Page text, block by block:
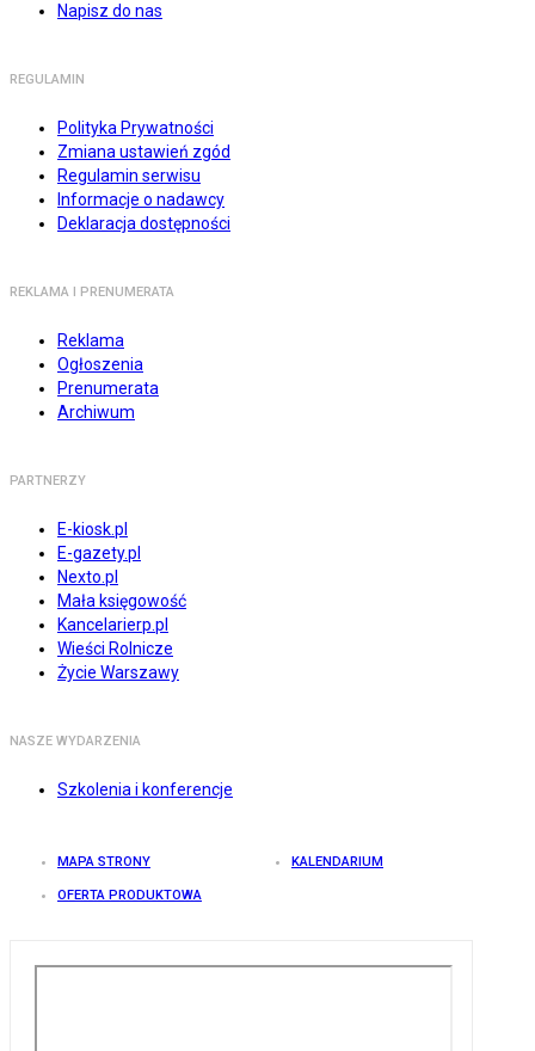
Napisz do nas
REGULAMIN
Polityka Prywatności
Zmiana ustawień zgód
Regulamin serwisu
Informacje o nadawcy
Deklaracja dostępności
REKLAMA I PRENUMERATA
Reklama
Ogłoszenia
Prenumerata
Archiwum
PARTNERZY
E-kiosk.pl
E-gazety.pl
Nexto.pl
Mała księgowość
Kancelarierp.pl
Wieści Rolnicze
Życie Warszawy
NASZE WYDARZENIA
Szkolenia i konferencje
MAPA STRONY KALENDARIUM
OFERTA PRODUKTOWA